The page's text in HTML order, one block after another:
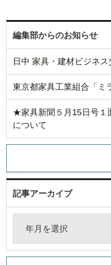
編集部からのお知らせ
日中 家具・建材ビジネ
東京都家具工業組合「ミ
★家具新聞５月15日号
について
記事アーカイブ
年月を選択